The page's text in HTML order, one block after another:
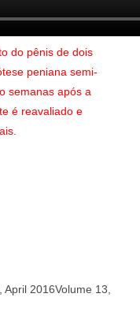
do pênis de dois
peniana semi-
semanas após a
é reavaliado e
2016Volume 13,